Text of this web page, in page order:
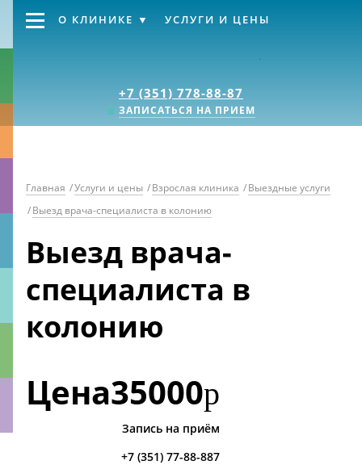
+7 (351) 778-88-87
ЗАПИСАТЬСЯ НА ПРИЕМ
О КЛИНИКЕ УСЛУГИ И ЦЕНЫ
Главная /Услуги и цены /Взрослая клиника /Выездные услуги
/Выезд врача-специалиста в колонию
Выезд врача-
специалиста в
колонию
Цена35000р
Запись на приём
+7 (351) 77-88-887